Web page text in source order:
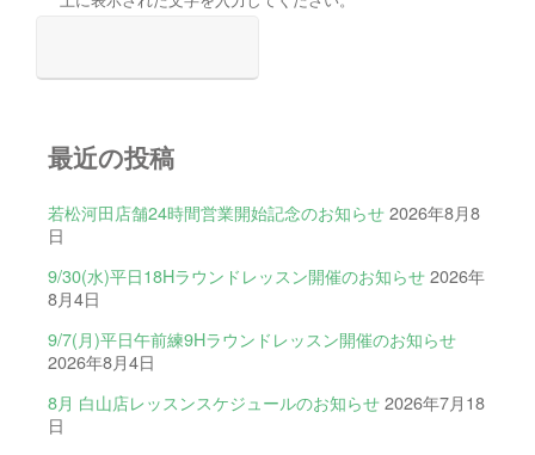
最近の投稿
若松河田店舗24時間営業開始記念のお知らせ 2026年8月8
日
9/30(水)平日18Hラウンドレッスン開催のお知らせ 2026年
8月4日
9/7(月)平日午前練9Hラウンドレッスン開催のお知らせ
2026年8月4日
8月 白山店レッスンスケジュールのお知らせ 2026年7月18
日